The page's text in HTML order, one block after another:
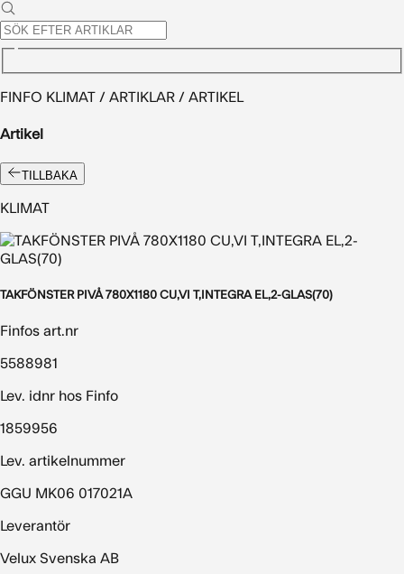
FINFO KLIMAT / ARTIKLAR / ARTIKEL
Artikel
TILLBAKA
KLIMAT
TAKFÖNSTER PIVÅ 780X1180 CU,VI T,INTEGRA EL,2-GLAS(70)
Finfos art.nr
5588981
Lev. idnr hos Finfo
1859956
Lev. artikelnummer
GGU MK06 017021A
Leverantör
Velux Svenska AB